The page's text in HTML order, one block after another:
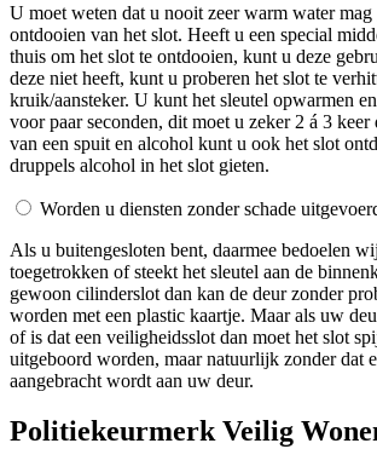
U moet weten dat u nooit zeer warm water
ontdooien van het slot. Heeft u een special
thuis om het slot te ontdooien, kunt u deze
deze niet heeft, kunt u proberen het slot te
kruik/aansteker. U kunt het sleutel opwarmen
voor paar seconden, dit moet u zeker 2 á 3
van een spuit en alcohol kunt u ook het slot
druppels alcohol in het slot gieten.
Worden u diensten zonder schade
Als u buitengesloten bent, daarmee bedoelen
toegetrokken of steekt het sleutel aan de
gewoon cilinderslot dan kan de deur zonder
worden met een plastic kaartje. Maar als uw
of is dat een veiligheidsslot dan moet het slot
uitgeboord worden, maar natuurlijk zonder dat
aangebracht wordt aan uw deur.
Politiekeurmerk Veilig